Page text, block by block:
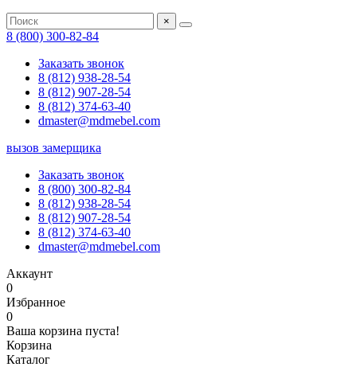
×
8 (800) 300-82-84
Заказать звонок
8 (812) 938-28-54
8 (812) 907-28-54
8 (812) 374-63-40
dmaster@mdmebel.com
вызов замерщика
Заказать звонок
8 (800) 300-82-84
8 (812) 938-28-54
8 (812) 907-28-54
8 (812) 374-63-40
dmaster@mdmebel.com
Аккаунт
0
Избранное
0
Ваша корзина пуста!
Корзина
Каталог